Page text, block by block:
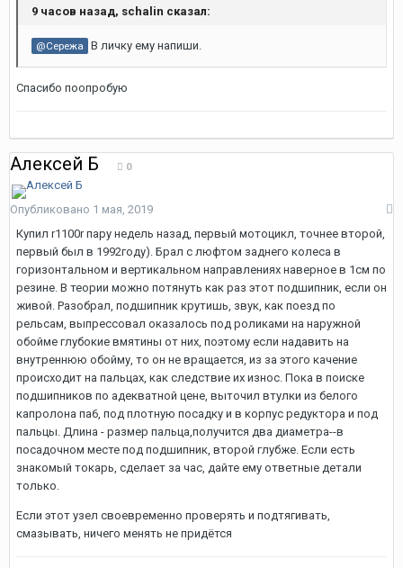
9 часов назад, schalin сказал:
@Сережа В личку ему напиши.
Спасибо поопробую
Алексей Б 0
Опубликовано 1 мая, 2019
Купил r1100r пару недель назад, первый мотоцикл, точнее второй,
первый был в 1992году). Брал с люфтом заднего колеса в
горизонтальном и вертикальном направлениях наверное в 1см по
резине. В теории можно потянуть как раз этот подшипник, если он
живой. Разобрал, подшипник крутишь, звук, как поезд по
рельсам, выпрессовал оказалось под роликами на наружной
обойме глубокие вмятины от них, поэтому если надавить на
внутреннюю обойму, то он не вращается, из за этого качение
происходит на пальцах, как следствие их износ. Пока в поиске
подшипников по адекватной цене, выточил втулки из белого
капролона па6, под плотную посадку и в корпус редуктора и под
пальцы. Длина - размер пальца,получится два диаметра--в
посадочном месте под подшипник, второй глубже. Если есть
знакомый токарь, сделает за час, дайте ему ответные детали
только.
Если этот узел своевременно проверять и подтягивать,
смазывать, ничего менять не придётся